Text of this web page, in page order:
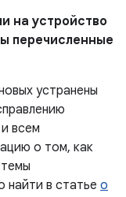
на устройство
перечисленные
устранены
всем
о том, как
найти в статье о